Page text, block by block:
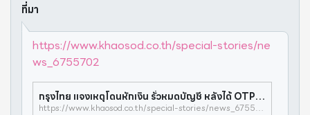
ที่มา
https://www.khaosod.co.th/special-stories/ne
ws_6755702
กรุงไทย แจงเหตุโดนหักเงิน รั่วหมดบัญชี หลังได้ OTP พบสาเหตุรั่ว - ข่าวสด
https://www.khaosod.co.th/special-stories/news_6755702